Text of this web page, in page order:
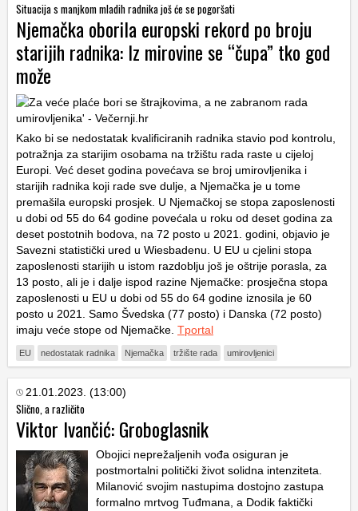
Situacija s manjkom mladih radnika još će se pogoršati
Njemačka oborila europski rekord po broju
starijih radnika: Iz mirovine se “čupa” tko god
može
Kako bi se nedostatak kvalificiranih radnika stavio pod kontrolu,
potražnja za starijim osobama na tržištu rada raste u cijeloj
Europi. Već deset godina povećava se broj umirovljenika i
starijih radnika koji rade sve dulje, a Njemačka je u tome
premašila europski prosjek. U Njemačkoj se stopa zaposlenosti
u dobi od 55 do 64 godine povećala u roku od deset godina za
deset postotnih bodova, na 72 posto u 2021. godini, objavio je
Savezni statistički ured u Wiesbadenu. U EU u cjelini stopa
zaposlenosti starijih u istom razdoblju još je oštrije porasla, za
13 posto, ali je i dalje ispod razine Njemačke: prosječna stopa
zaposlenosti u EU u dobi od 55 do 64 godine iznosila je 60
posto u 2021. Samo Švedska (77 posto) i Danska (72 posto)
imaju veće stope od Njemačke. Tportal
EU nedostatak radnika Njemačka tržište rada umirovljenici
21.01.2023. (13:00)
Slično, a različito
Viktor Ivančić: Groboglasnik
Obojici neprežaljenih vođa osiguran je
postmortalni politički život solidna intenziteta.
Milanović svojim nastupima dostojno zastupa
formalno mrtvog Tuđmana, a Dodik faktički